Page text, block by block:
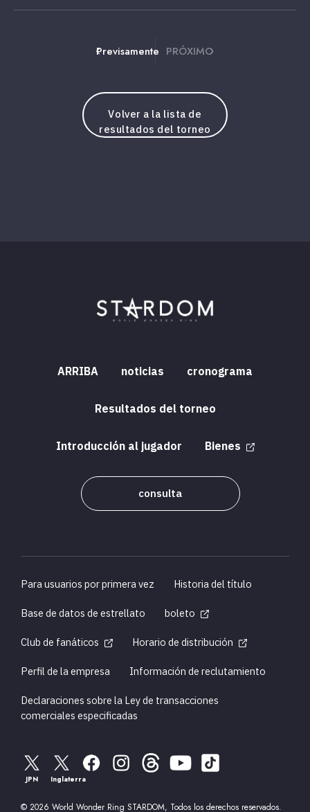
Previsamente PRÓXIMO
Volver a la lista de
resultados del torneo
ARRIBA noticias cronograma
Resultados del torneo
Introducción al jugador Bienes
consulta
Para usuarios por primera vez
Historia del título
Base de datos de estrellato
boleto
Club de fanáticos
Horario de distribución
Perfil de la empresa
Información de reclutamiento
Declaraciones sobre la Ley de transacciones
comerciales especificadas
JPN Inglaterra
© 2026 World Wonder Ring STARDOM, Todos los derechos reservados.